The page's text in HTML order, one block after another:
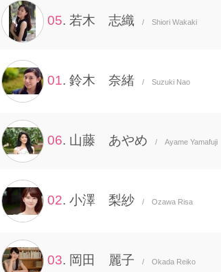
05. 若木 志織 / Shiori Wakaki
01. 鈴木 奈緒 / Suzuki Nao
06. 山藤 あやめ / Ayame Yamafuji
02. 小澤 梨紗 / Ozawa Risa
03. 岡田 麗子 / Okada Reiko